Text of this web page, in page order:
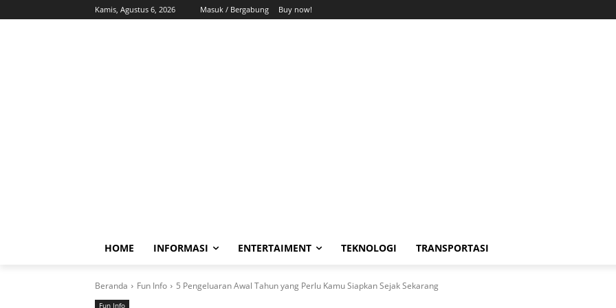
Kamis, Agustus 6, 2026 Masuk / Bergabung Buy now!
HOME INFORMASI ENTERTAIMENT TEKNOLOGI TRANSPORTASI
Beranda Fun Info 5 Pengeluaran Awal Tahun yang Perlu Kamu Siapkan Sejak Sekarang
Fun Info